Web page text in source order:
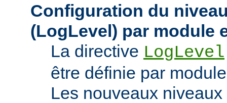
Configuration du
(LogLevel) par module
La directive LogLevel
être définie par
Les nouveaux niveaux